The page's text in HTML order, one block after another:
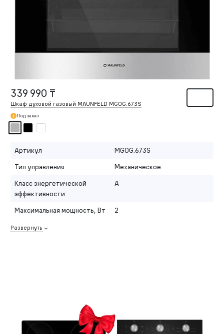
339 990 ₸
Шкаф духовой газовый MAUNFELD MGOG.673S
Под заказ
Артикул
MGOG.673S
Тип управления
Механическое
Класс энергетической
эффективности
A
Максимальная мощность, Вт 2
Развернуть